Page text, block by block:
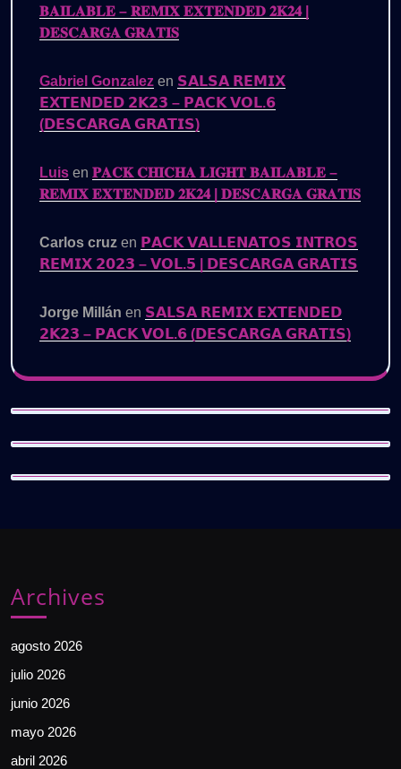
𝐁𝐀𝐈𝐋𝐀𝐁𝐋𝐄 – 𝐑𝐄𝐌𝐈𝐗 𝐄𝐗𝐓𝐄𝐍𝐃𝐄𝐃 𝟐𝐊𝟐𝟒 |
𝐃𝐄𝐒𝐂𝐀𝐑𝐆𝐀 𝐆𝐑𝐀𝐓𝐈𝐒
Gabriel Gonzalez en 𝗦𝗔𝗟𝗦𝗔 𝗥𝗘𝗠𝗜𝗫
𝗘𝗫𝗧𝗘𝗡𝗗𝗘𝗗 𝟮𝗞𝟮𝟯 – 𝗣𝗔𝗖𝗞 𝗩𝗢𝗟.𝟲
(𝗗𝗘𝗦𝗖𝗔𝗥𝗚𝗔 𝗚𝗥𝗔𝗧𝗜𝗦)
Luis en 𝐏𝐀𝐂𝐊 𝐂𝐇𝐈𝐂𝐇𝐀 𝐋𝐈𝐆𝐇𝐓 𝐁𝐀𝐈𝐋𝐀𝐁𝐋𝐄 –
𝐑𝐄𝐌𝐈𝐗 𝐄𝐗𝐓𝐄𝐍𝐃𝐄𝐃 𝟐𝐊𝟐𝟒 | 𝐃𝐄𝐒𝐂𝐀𝐑𝐆𝐀 𝐆𝐑𝐀𝐓𝐈𝐒
Carlos cruz en 𝗣𝗔𝗖𝗞 𝗩𝗔𝗟𝗟𝗘𝗡𝗔𝗧𝗢𝗦 𝗜𝗡𝗧𝗥𝗢𝗦
𝗥𝗘𝗠𝗜𝗫 𝟮𝟬𝟮𝟯 – 𝗩𝗢𝗟.𝟱 | 𝗗𝗘𝗦𝗖𝗔𝗥𝗚𝗔 𝗚𝗥𝗔𝗧𝗜𝗦
Jorge Millán en 𝗦𝗔𝗟𝗦𝗔 𝗥𝗘𝗠𝗜𝗫 𝗘𝗫𝗧𝗘𝗡𝗗𝗘𝗗
𝟮𝗞𝟮𝟯 – 𝗣𝗔𝗖𝗞 𝗩𝗢𝗟.𝟲 (𝗗𝗘𝗦𝗖𝗔𝗥𝗚𝗔 𝗚𝗥𝗔𝗧𝗜𝗦)
Archives
agosto 2026
julio 2026
junio 2026
mayo 2026
abril 2026